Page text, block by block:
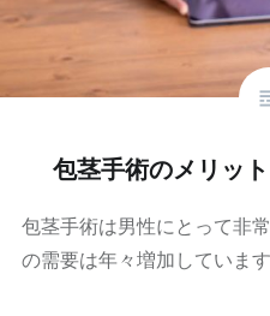
包茎手術のメリッ
包茎手術は男性にとって非
の需要は年々増加しています